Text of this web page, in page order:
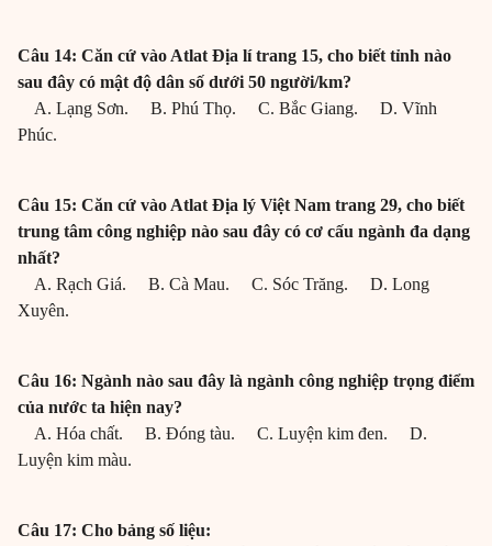
Câu 14: Căn cứ vào Atlat Địa lí trang 15, cho biết tỉnh nào
sau đây có mật độ dân số dưới 50 người/km?
A. Lạng Sơn. B. Phú Thọ. C. Bắc Giang. D. Vĩnh
Phúc.
Câu 15: Căn cứ vào Atlat Địa lý Việt Nam trang 29, cho biết
trung tâm công nghiệp nào sau đây có cơ cấu ngành đa dạng
nhất?
A. Rạch Giá. B. Cà Mau. C. Sóc Trăng. D. Long
Xuyên.
Câu 16: Ngành nào sau đây là ngành công nghiệp trọng điểm
của nước ta hiện nay?
A. Hóa chất. B. Đóng tàu. C. Luyện kim đen. D.
Luyện kim màu.
Câu 17: Cho bảng số liệu: